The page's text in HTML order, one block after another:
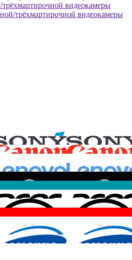
видеокамеры
трёхмартирочной видеокамеры